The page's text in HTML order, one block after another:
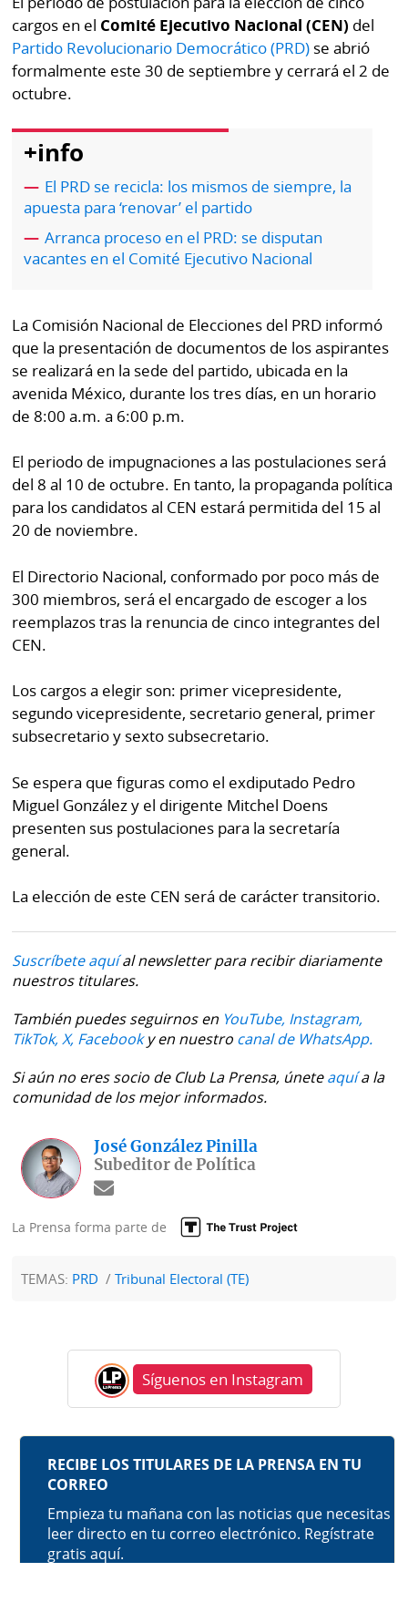
Buscador
Comunicados
Catálogos
Lotería
digital
Luctuosas
RSS
Temas
Notas
lector
Buenas
prácticas
OTROS
SITIOS
Metro
por
Tienda
Panamá
Tus
Cero
KM
Mi
Diario
Ellas
Club
La
Prensa
Busca
Fácil
⌾
Hoy
por
Hoy
⌾
Sábado
⌾
Repregunta
⌾
Cual
⌾
Sin
Censura
cargos en el Comité Ejecutivo Nacional (CEN) del
Partido Revolucionario Democrático (PRD) se abrió
formalmente este 30 de septiembre y cerrará el 2 de
octubre.
+info
El PRD se recicla: los mismos de siempre, la
apuesta para ‘renovar’ el partido
Arranca proceso en el PRD: se disputan
vacantes en el Comité Ejecutivo Nacional
La Comisión Nacional de Elecciones del PRD informó
que la presentación de documentos de los aspirantes
se realizará en la sede del partido, ubicada en la
avenida México, durante los tres días, en un horario
de 8:00 a.m. a 6:00 p.m.
El periodo de impugnaciones a las postulaciones será
del 8 al 10 de octubre. En tanto, la propaganda política
para los candidatos al CEN estará permitida del 15 al
20 de noviembre.
El Directorio Nacional, conformado por poco más de
300 miembros, será el encargado de escoger a los
reemplazos tras la renuncia de cinco integrantes del
CEN.
Los cargos a elegir son: primer vicepresidente,
segundo vicepresidente, secretario general, primer
subsecretario y sexto subsecretario.
Se espera que figuras como el exdiputado Pedro
Miguel González y el dirigente Mitchel Doens
presenten sus postulaciones para la secretaría
general.
La elección de este CEN será de carácter transitorio.
Suscríbete aquíal newsletter para recibir diariamente
nuestros titulares.
También puedes seguirnos en YouTube, Instagram,
TikTok, X, Facebooky en nuestro canal de WhatsApp.
Si aún no eres socio de Club La Prensa, úneteaquía la
comunidad de los mejor informados.
José González Pinilla
Subeditor de Política
La Prensa forma parte de
TEMAS: PRD Tribunal Electoral (TE)
Síguenos en Instagram